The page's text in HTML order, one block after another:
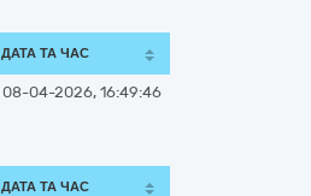
ДАТА ТА ЧАС
08-04-2026, 16:49:46
ДАТА ТА ЧАС